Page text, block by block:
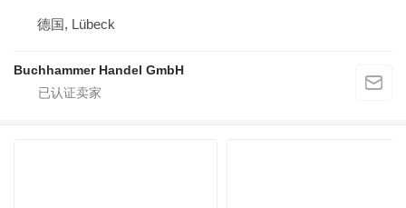
德国, Lübeck
Buchhammer Handel GmbH